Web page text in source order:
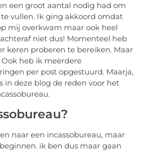
een groot aantal nodig had om
vullen. Ik ging akkoord omdat
mij overkwam maar ook heel
niet dus! Momenteel heb
keren proberen te bereiken. Maar
heb ik meerdere
per post opgestuurd. Maarja,
in deze blog de reden voor het
naar een incassobureau, maar
ik ben dus maar gaan